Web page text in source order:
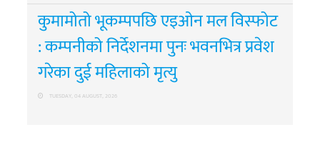
कुमामोतो भूकम्पपछि एइओन मल विस्फोट
: कम्पनीको निर्देशनमा पुनः भवनभित्र प्रवेश
गरेका दुई महिलाको मृत्यु
TUESDAY, 04 AUGUST, 2026